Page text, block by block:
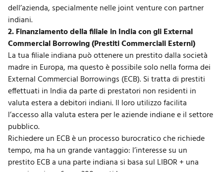
dell’azienda, specialmente nelle joint venture con partner
indiani.
2. Finanziamento della filiale in India con gli External
Commercial Borrowing (Prestiti Commerciali Esterni)
La tua filiale indiana puòottenere un prestitodalla società
madre in Europa, ma questo è possibile solo nella forma dei
External Commercial Borrowings (ECB). Si tratta di prestiti
effettuati in India da parte di prestatori non residenti in
valuta estera a debitori indiani. Il loro utilizzo facilita
l’accesso alla valuta estera per le aziende indiane e il settore
pubblico.
Richiedere un ECB è un processo burocratico che richiede
tempo, ma ha un grande vantaggio: l’interesse su un
prestito ECB a una parte indiana si basa sul LIBOR + una